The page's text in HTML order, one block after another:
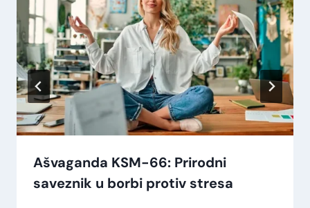
-
6
6
®
–
P
r
t
i
Ašvaganda KSM-66: Prirodni
saveznik u borbi protiv stresa